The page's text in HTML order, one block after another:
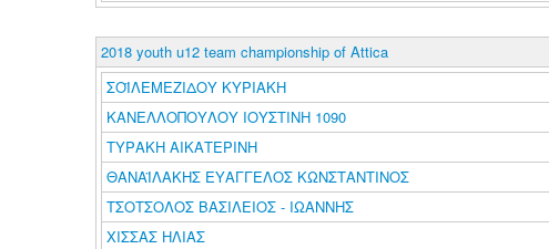
2018 youth u12 team championship of Attica
ΣΟΪΛΕΜΕΖΙΔΟΥ ΚΥΡΙΑΚΗ
ΚΑΝΕΛΛΟΠΟΥΛΟΥ ΙΟΥΣΤΙΝΗ 1090
ΤΥΡΑΚΗ ΑΙΚΑΤΕΡΙΝΗ
ΘΑΝΑΪΛΑΚΗΣ ΕΥΑΓΓΕΛΟΣ ΚΩΝΣΤΑΝΤΙΝΟΣ
ΤΣΟΤΣΟΛΟΣ ΒΑΣΙΛΕΙΟΣ - ΙΩΑΝΝΗΣ
ΧΙΣΣΑΣ ΗΛΙΑΣ